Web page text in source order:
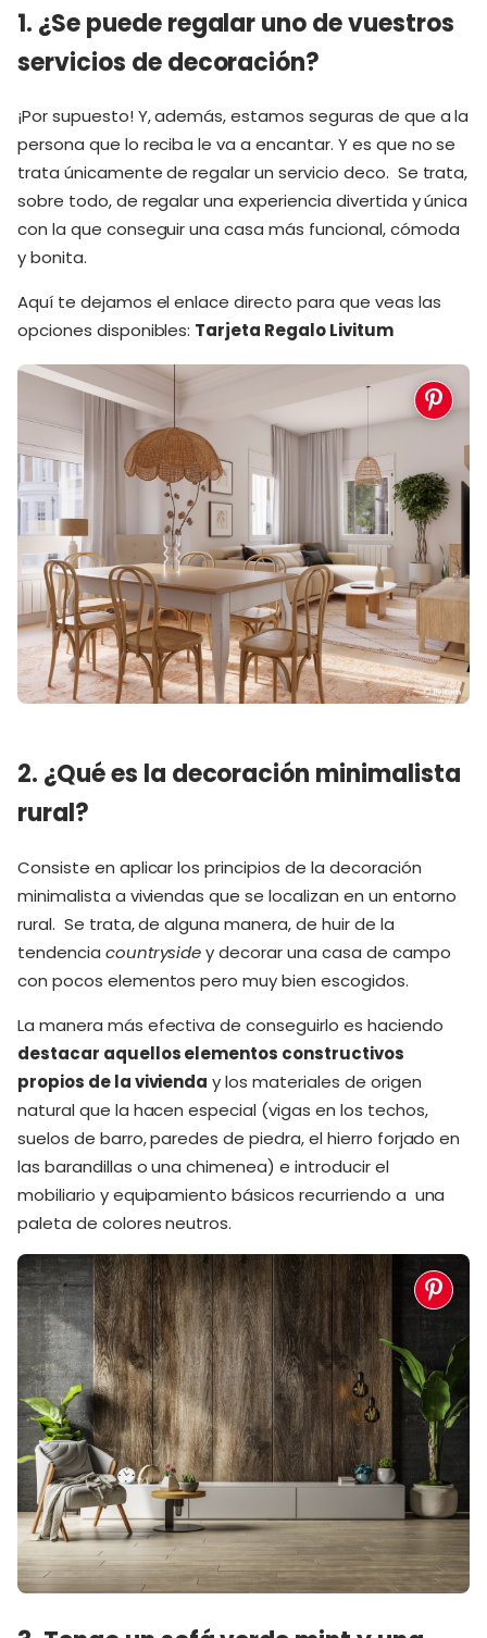
1. ¿Se puede regalar uno de vuestros
servicios de decoración?
¡Por supuesto! Y, además, estamos seguras de que a la
persona que lo reciba le va a encantar. Y es que no se
trata únicamente de regalar un servicio deco. Se trata,
sobre todo, de regalar una experiencia divertida y única
con la que conseguir una casa más funcional, cómoda
y bonita.
Aquí te dejamos el enlace directo para que veas las
opciones disponibles: Tarjeta Regalo Livitum
2. ¿Qué es la decoración minimalista
rural?
Consiste en aplicar los principios de la decoración
minimalista a viviendas que se localizan en un entorno
rural. Se trata, de alguna manera, de huir de la
tendencia countrysidey decorar una casa de campo
con pocos elementos pero muy bien escogidos.
La manera más efectiva de conseguirlo es haciendo
destacar aquellos elementos constructivos
propios de la vivienda y los materiales de origen
natural que la hacen especial (vigas en los techos,
suelos de barro, paredes de piedra, el hierro forjado en
las barandillas o una chimenea) e introducir el
mobiliario y equipamiento básicos recurriendo a una
paleta de colores neutros.